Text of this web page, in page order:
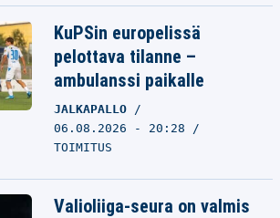
KuPSin europelissä
pelottava tilanne –
ambulanssi paikalle
JALKAPALLO
06.08.2026 - 20:28
TOIMITUS
Valioliiga-seura on valmis